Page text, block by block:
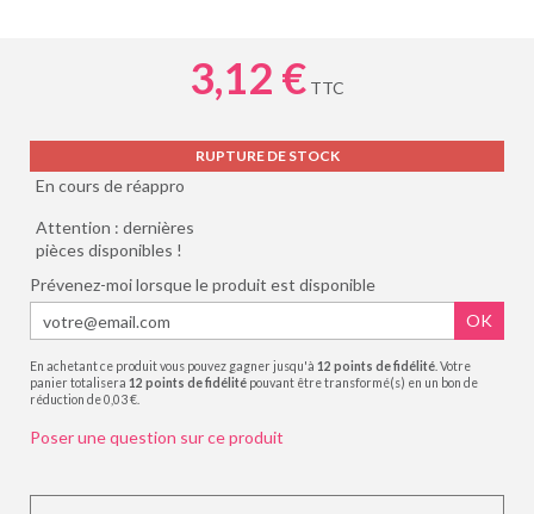
3,12 € TTC
RUPTURE DE STOCK
En cours de réappro
Attention : dernières
pièces disponibles !
Prévenez-moi lorsque le produit est disponible
OK
En achetant ce produit vous pouvez gagner jusqu'à 12 points de fidélité . Votre
panier totalisera 12 points de fidélité pouvant être transformé(s) en un bon de
réduction de0,03 €
Poser une question sur ce produit